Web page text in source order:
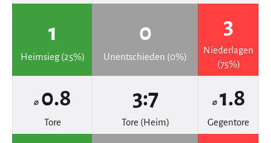
1
Heimsieg (25%)
0
Unentschieden (0%)
3
Niederlagen
(75%)
⌀ 0.8
Tore
3:7
Tore (Heim)
⌀ 1.8
Gegentore